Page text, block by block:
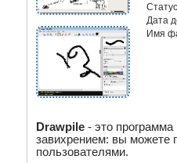
Дата
Имя
Drawpile - это
завихрением: вы можете
пользователями.